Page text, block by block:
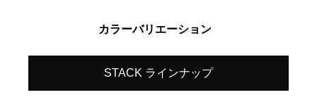
カラーバリエーション
STACK ラインナップ